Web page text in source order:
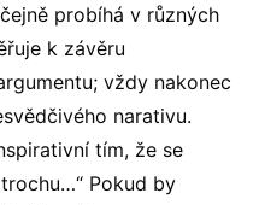
probíhá v různých
k závěru
vždy nakonec
narativu.
tím, že se
Pokud by